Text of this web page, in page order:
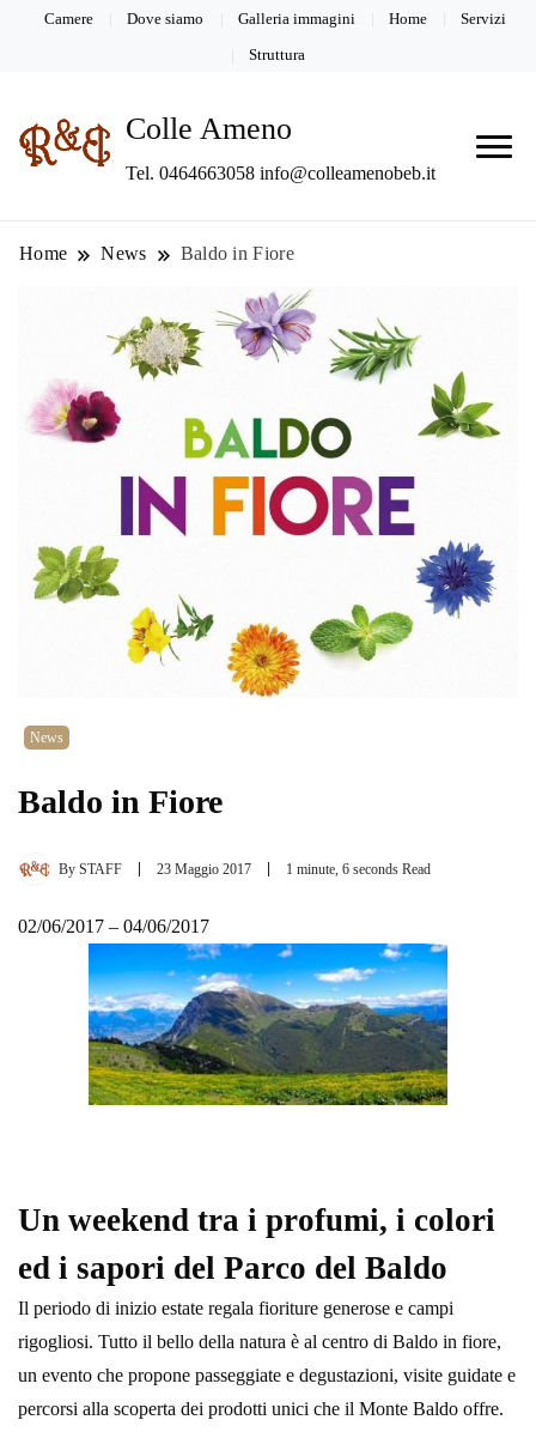
Camere Dove siamo Galleria immagini Home Servizi
Struttura
Colle Ameno
Tel. 0464663058 info@colleamenobeb.it
Home News Baldo in Fiore
News
Baldo in Fiore
By STAFF 23 Maggio 2017 1 minute, 6 seconds Read
02/06/2017 – 04/06/2017
Un weekend tra i profumi, i colori
ed i sapori del Parco del Baldo
Il periodo di inizio estate regala fioriture generose e campi
rigogliosi. Tutto il bello della natura è al centro di Baldo in fiore,
un evento che propone passeggiate e degustazioni, visite guidate e
percorsi alla scoperta dei prodotti unici che il Monte Baldo offre.